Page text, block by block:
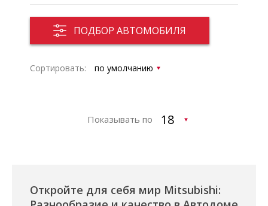
ПОДБОР АВТОМОБИЛЯ
Сортировать:
Показывать по
Откройте для себя мир Mitsubishi: